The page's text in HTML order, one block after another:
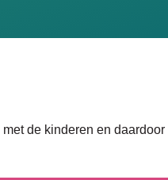
de kinderen en